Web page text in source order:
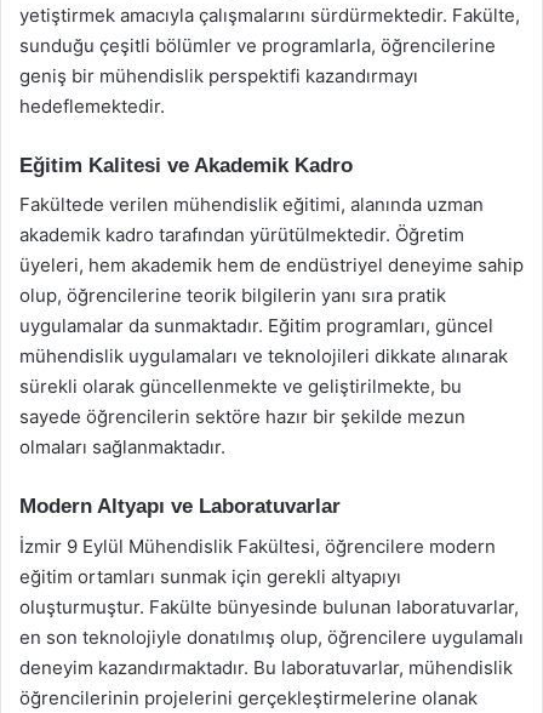
yetiştirmek amacıyla çalışmalarını sürdürmektedir. Fakülte,
sunduğu çeşitli bölümler ve programlarla, öğrencilerine
geniş bir mühendislik perspektifi kazandırmayı
hedeflemektedir.
Eğitim Kalitesi ve Akademik Kadro
Fakültede verilen mühendislik eğitimi, alanında uzman
akademik kadro tarafından yürütülmektedir. Öğretim
üyeleri, hem akademik hem de endüstriyel deneyime sahip
olup, öğrencilerine teorik bilgilerin yanı sıra pratik
uygulamalar da sunmaktadır. Eğitim programları, güncel
mühendislik uygulamaları ve teknolojileri dikkate alınarak
sürekli olarak güncellenmekte ve geliştirilmekte, bu
sayede öğrencilerin sektöre hazır bir şekilde mezun
olmaları sağlanmaktadır.
Modern Altyapı ve Laboratuvarlar
İzmir 9 Eylül Mühendislik Fakültesi, öğrencilere modern
eğitim ortamları sunmak için gerekli altyapıyı
oluşturmuştur. Fakülte bünyesinde bulunan laboratuvarlar,
en son teknolojiyle donatılmış olup, öğrencilere uygulamalı
deneyim kazandırmaktadır. Bu laboratuvarlar, mühendislik
öğrencilerinin projelerini gerçekleştirmelerine olanak